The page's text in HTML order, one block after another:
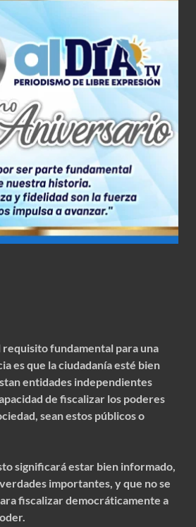
requisito fundamental para una
es que la ciudadanía esté bien
entidades independientes
de fiscalizar los poderes
sean estos públicos o
significará estar bien informado,
importantes, y que no se
fiscalizar democráticamente a